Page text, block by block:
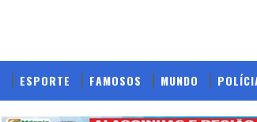
ESPORTE FAMOSOS MUNDO